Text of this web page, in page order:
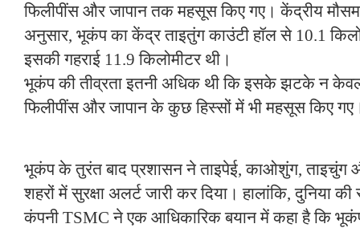
फिलीपींस और जापान तक महसूस किए गए। केंद्रीय
अनुसार, भूकंप का केंद्र ताइतुंग काउंटी हॉल से 10.1
इसकी गहराई 11.9 किलोमीटर थी।
भूकंप की तीव्रता इतनी अधिक थी कि इसके झटके न केवल
फिलीपींस और जापान के कुछ हिस्सों में भी महसूस किए
भूकंप के तुरंत बाद प्रशासन ने ताइपेई, काओशुंग, ताइचुंग
शहरों में सुरक्षा अलर्ट जारी कर दिया। हालांकि, दुनिया की
कंपनी TSMC ने एक आधिकारिक बयान में कहा है कि